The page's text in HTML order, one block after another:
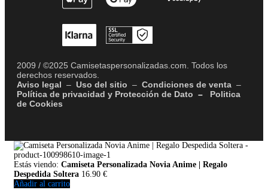
2009 / ©2025 Camisetaspersonalizadas.com. Todos los
derechos reservados.
Aviso legal – Uso del sitio – Condiciones de venta –
Política de privacidad y Protección de Dato –
Politica
de Cookies
Estás viendo: Camiseta Personalizada Novia Anime | Regalo
Despedida Soltera 16.90 €
Añadir al carrito